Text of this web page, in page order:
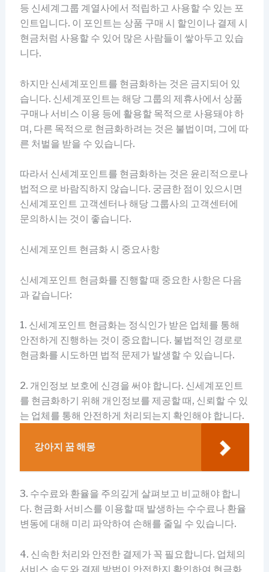
등 신세계그룹 계열사에서 적립하고 사용할 수 있는 포
인트입니다. 이 포인트는 상품 구매 시 할인이나 결제 시
현금처럼 사용할 수 있어 많은 사람들이 쌓아두고 있습
니다.
하지만 신세계포인트를 현금화하는 것은 금지되어 있
습니다. 신세계포인트는 해당 그룹의 제휴사에서 상품
구매나 서비스 이용 등에 활용할 목적으로 사용돼야 하
며, 다른 목적으로 현금화하려는 것은 불법이며, 그에 따
른 처벌을 받을 수 있습니다.
따라서 신세계포인트를 현금화하는 것은 윤리적으로나
법적으로 바람직하지 않습니다. 궁금한 점이 있으시면
신세계포인트 고객센터나 해당 그룹사의 고객센터에
문의하시는 것이 좋습니다.
신세계포인트 현금화 시 중요사항
신세계포인트 현금화를 진행할 때 중요한 사항은 다음
과 같습니다:
1. 신세계포인트 현금화는 정식인가 받은 업체를 통해
안전하게 진행하는 것이 중요합니다. 불법적인 경로로
현금화를 시도하면 법적 문제가 발생할 수 있습니다.
2. 개인정보 보호에 신경을 써야 합니다. 신세계포인트
를 현금화하기 위해 개인정보를 제공할 때, 신뢰할 수 있
는 업체를 통해 안전하게 처리되는지 확인해야 합니다.
강아지 꿈 해몽
3. 수수료와 환율을 주의깊게 살펴보고 비교해야 합니
다. 현금화 서비스를 이용할 때 발생하는 수수료나 환율
변동에 대해 미리 파악하여 손해를 줄일 수 있습니다.
4. 신속한 처리와 안전한 결제가 꼭 필요합니다. 업체의
서비스 속도와 결제 방법이 안전한지 확인하여 현금화